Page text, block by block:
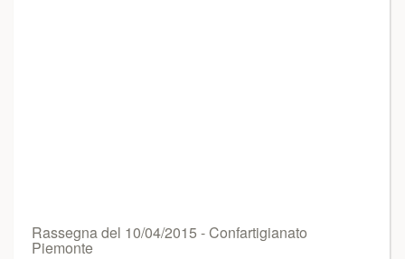
Rassegna del 10/04/2015 - Confartigianato
Piemonte